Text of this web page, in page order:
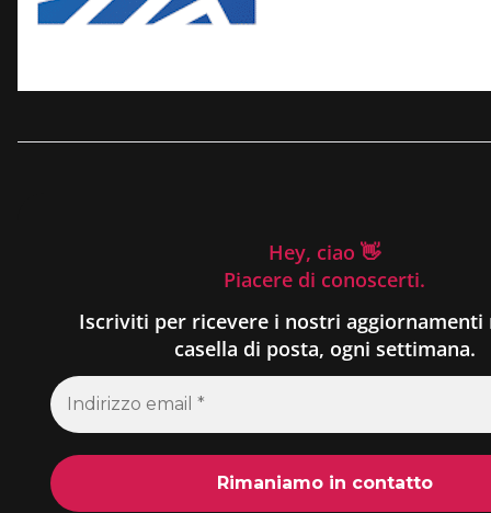
Hey, ciao 👋
Piacere di conoscerti.
Iscriviti per ricevere i nostri aggiornamenti
casella di posta, ogni settimana.